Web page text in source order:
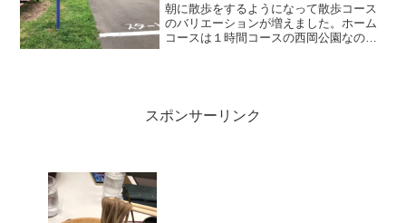
朝に散歩をするようになって散歩コース
のバリエーションが増えました。ホーム
コースは１時間コースの西岡公園なので
スポンサーリンク